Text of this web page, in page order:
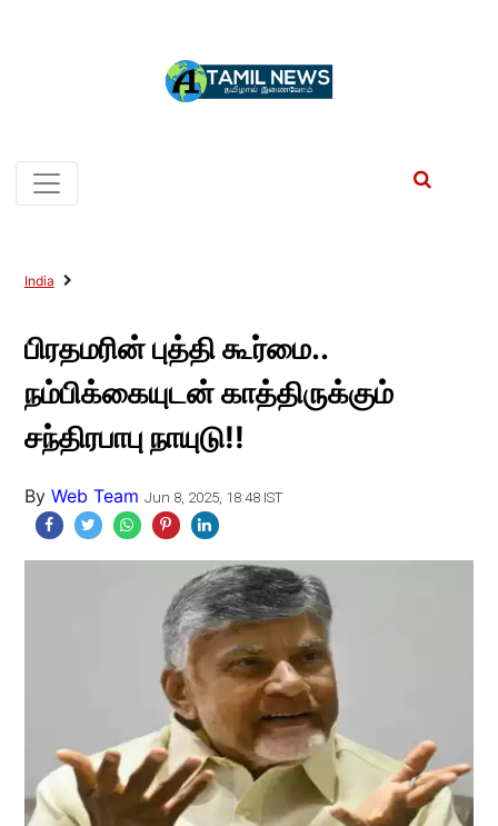
India
பிரதமரின் புத்தி கூர்மை..
நம்பிக்கையுடன் காத்திருக்கும்
சந்திரபாபு நாயுடு!!
By Web Team Jun 8, 2025, 18:48 IST